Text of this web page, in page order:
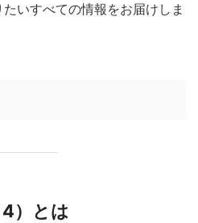
いすべての情報をお届けしま
）とは